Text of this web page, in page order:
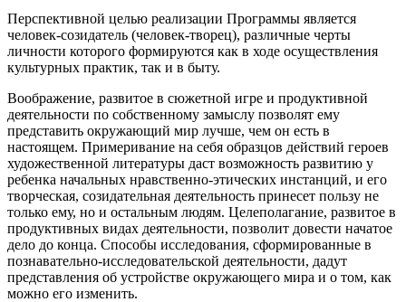
Перспективной целью реализации Программы является
человек-созидатель (человек-творец), различные черты
личности которого формируются как в ходе осуществления
культурных практик, так и в быту.
Воображение, развитое в сюжетной игре и продуктивной
деятельности по собственному замыслу позволят ему
представить окружающий мир лучше, чем он есть в
настоящем. Примеривание на себя образцов действий героев
художественной литературы даст возможность развитию у
ребенка начальных нравственно-этических инстанций, и его
творческая, созидательная деятельность принесет пользу не
только ему, но и остальным людям. Целеполагание, развитое в
продуктивных видах деятельности, позволит довести начатое
дело до конца. Способы исследования, сформированные в
познавательно-исследовательской деятельности, дадут
представления об устройстве окружающего мира и о том, как
можно его изменить.